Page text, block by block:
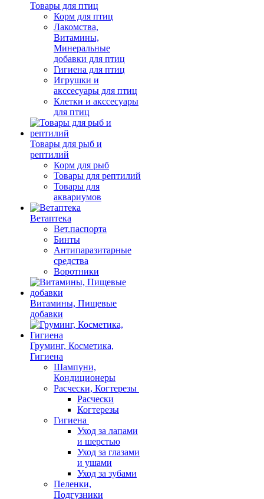
Товары для птиц
Корм для птиц
Лакомства,
Витамины,
Минеральные
добавки для птиц
Гигиена для птиц
Игрушки и
акссесуары для птиц
Клетки и акссесуары
для птиц
Товары для рыб и
рептилий
Корм для рыб
Товары для рептилий
Товары для
аквариумов
Ветаптека
Вет.паспорта
Бинты
Антипаразитарные
средства
Воротники
Витамины, Пищевые
добавки
Груминг, Косметика,
Гигиена
Шампуни,
Кондиционеры
Расчески, Когтерезы
Расчески
Когтерезы
Гигиена
Уход за лапами
и шерстью
Уход за глазами
и ушами
Уход за зубами
Пеленки,
Подгузники